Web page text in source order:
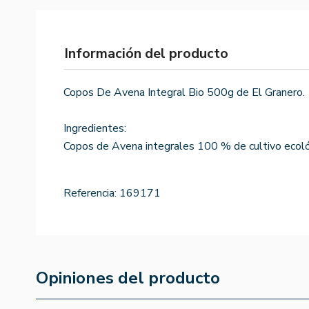
Información del producto
Copos De Avena Integral Bio 500g de El Granero.
Ingredientes:
Copos de Avena integrales 100 % de cultivo
Referencia: 169171
Opiniones del producto